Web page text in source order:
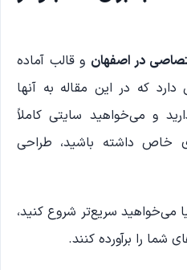
در اصفهان و قالب آماده
که در این مقاله به آنها
و می‌خواهید سایتی کاملاً
خاص داشته باشید، طراحی
می‌خواهید سریع‌تر شروع کنید،
شما را برآورده کنند.